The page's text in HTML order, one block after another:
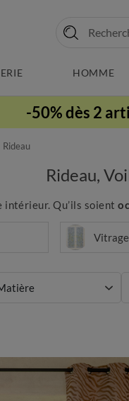
HOMME
-50% dès 2
Rideau
Rideau,
intérieur. Qu’ils soient
Vitrage